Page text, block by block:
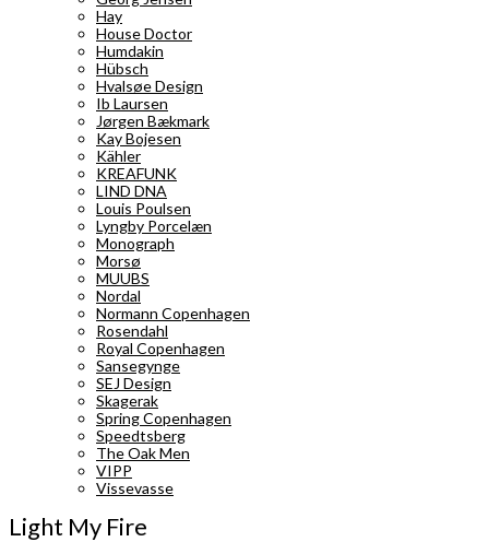
Hay
House Doctor
Humdakin
Hübsch
Hvalsøe Design
Ib Laursen
Jørgen Bækmark
Kay Bojesen
Kähler
KREAFUNK
LIND DNA
Louis Poulsen
Lyngby Porcelæn
Monograph
Morsø
MUUBS
Nordal
Normann Copenhagen
Rosendahl
Royal Copenhagen
Sansegynge
SEJ Design
Skagerak
Spring Copenhagen
Speedtsberg
The Oak Men
VIPP
Vissevasse
Light My Fire